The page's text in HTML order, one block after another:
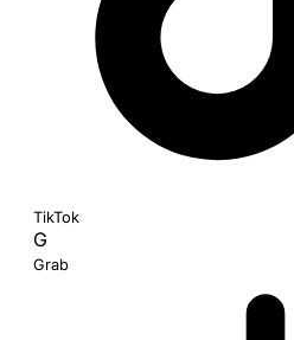
TikTok
G
Grab